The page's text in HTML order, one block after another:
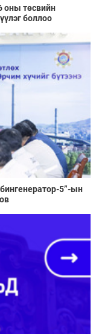
оны төсвийн
боллоо
5”-ын